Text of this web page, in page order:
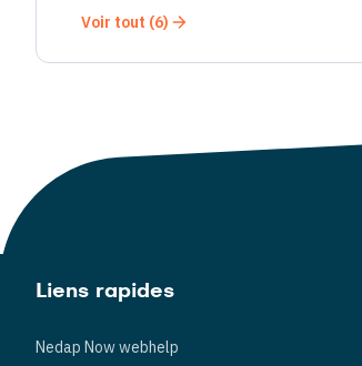
Voir tout (6)
Liens rapides
Nedap Now webhelp